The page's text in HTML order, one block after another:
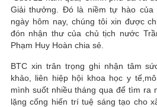
Giải thưởng. Đó là niềm tự hào của
ngày hôm nay, chúng tôi xin được
đón nhận thư của chủ tịch nước
Phạm Huy Hoàn chia sẻ.
BTC xin trân trọng ghi nhận tâm
khảo, liên hiệp hội khoa học y
mình suốt nhiều tháng qua để tìm ra
lặng cống hiến trí tuệ sáng tạo cho